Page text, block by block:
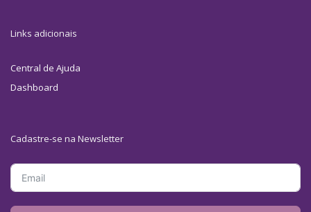
Links adicionais
Central de Ajuda
Dashboard
Cadastre-se na Newsletter